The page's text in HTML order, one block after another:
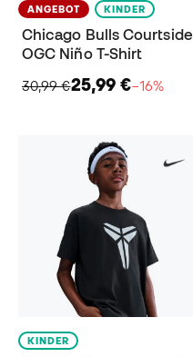
ANGEBOT KINDER
Chicago Bulls Courtside
OGC Niño T-Shirt
30,99 €25,99 €−16%
KINDER